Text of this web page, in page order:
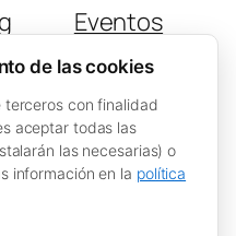
de
Eventos
Tienda
Temas
de las cookies
terceros con finalidad
aceptar todas las
las necesarias) o
información en la política